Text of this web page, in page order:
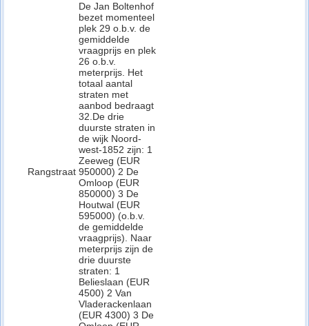
Rangstraat
De Jan Boltenhof
bezet momenteel
plek 29 o.b.v. de
gemiddelde
vraagprijs en plek
26 o.b.v.
meterprijs. Het
totaal aantal
straten met
aanbod bedraagt
32.De drie
duurste straten in
de wijk Noord-
west-1852 zijn: 1
Zeeweg (EUR
950000) 2 De
Omloop (EUR
850000) 3 De
Houtwal (EUR
595000) (o.b.v.
de gemiddelde
vraagprijs). Naar
meterprijs zijn de
drie duurste
straten: 1
Belieslaan (EUR
4500) 2 Van
Vladerackenlaan
(EUR 4300) 3 De